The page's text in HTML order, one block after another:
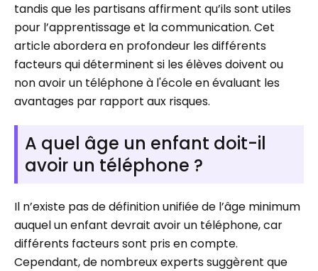
tandis que les partisans affirment qu’ils sont utiles
pour l’apprentissage et la communication. Cet
article abordera en profondeur les différents
facteurs qui déterminent si les élèves doivent ou
non avoir un téléphone à l'école en évaluant les
avantages par rapport aux risques.
A quel âge un enfant doit-il
avoir un téléphone ?
Il n’existe pas de définition unifiée de l’âge minimum
auquel un enfant devrait avoir un téléphone, car
différents facteurs sont pris en compte.
Cependant, de nombreux experts suggèrent que